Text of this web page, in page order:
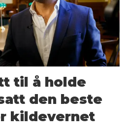
til å holde
den beste
kildevernet